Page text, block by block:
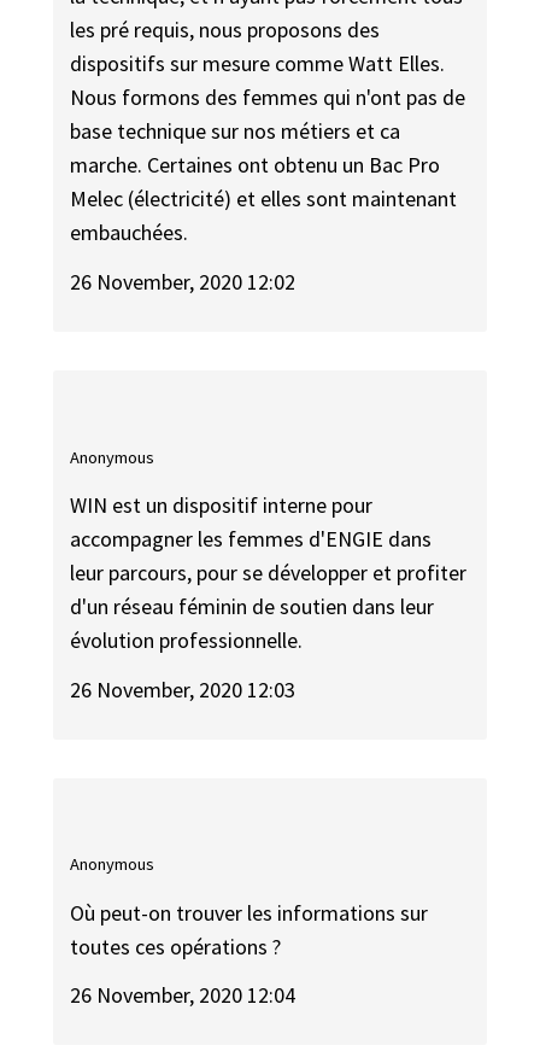
les pré requis, nous proposons des
dispositifs sur mesure comme Watt Elles.
Nous formons des femmes qui n'ont pas de
base technique sur nos métiers et ca
marche. Certaines ont obtenu un Bac Pro
Melec (électricité) et elles sont maintenant
embauchées.
26 November, 2020 12:02
Anonymous
WIN est un dispositif interne pour
accompagner les femmes d'ENGIE dans
leur parcours, pour se développer et profiter
d'un réseau féminin de soutien dans leur
évolution professionnelle.
26 November, 2020 12:03
Anonymous
Où peut-on trouver les informations sur
toutes ces opérations ?
26 November, 2020 12:04